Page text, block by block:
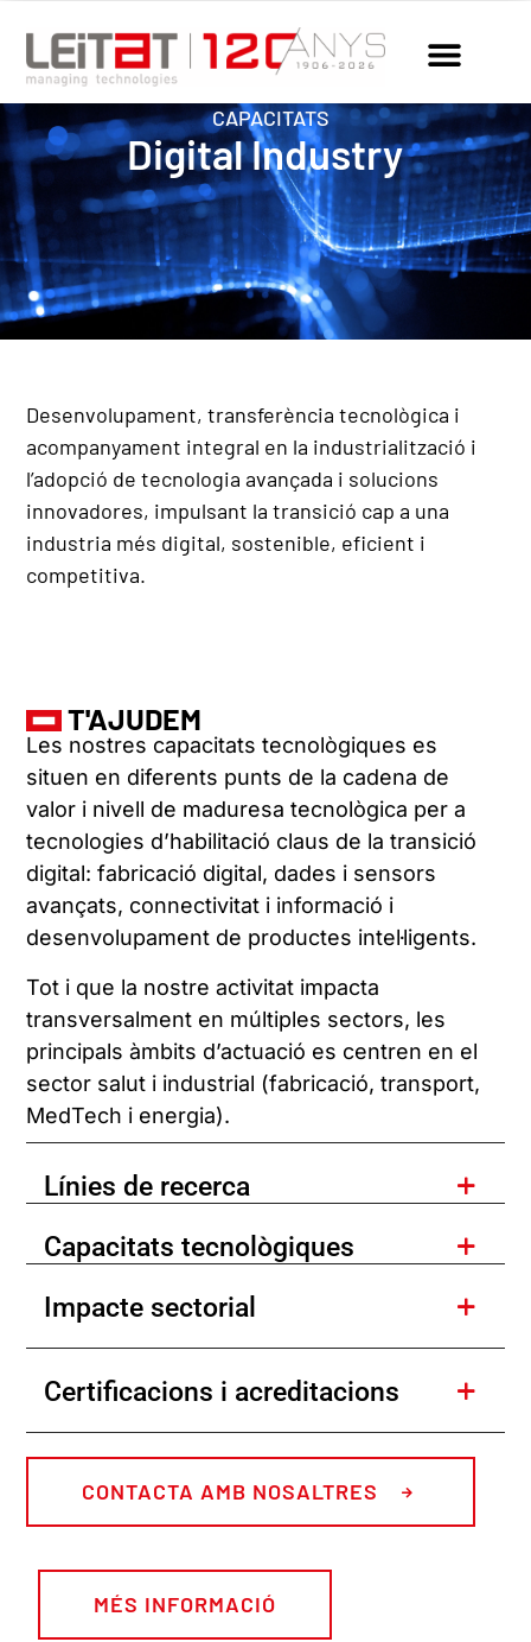
CAPACITATS
Digital Industry
Desenvolupament, transferència tecnològica i
acompanyament integral en la industrialització i
l’adopció de tecnologia avançada i solucions
innovadores, impulsant la transició cap a una
industria més digital, sostenible, eficient i
competitiva.
T'AJUDEM
Les nostres capacitats tecnològiques es
situen en diferents punts de la cadena de
valor i nivell de maduresa tecnològica per a
tecnologies d’habilitació claus de la transició
digital: fabricació digital, dades i sensors
avançats, connectivitat i informació i
desenvolupament de productes intel·ligents.
Tot i que la nostre activitat impacta
transversalment en múltiples sectors, les
principals àmbits d’actuació es centren en el
sector salut i industrial (fabricació, transport,
MedTech i energia).
Línies de recerca
Capacitats tecnològiques
Impacte sectorial
Certificacions i acreditacions
CONTACTA AMB NOSALTRES
MÉS INFORMACIÓ